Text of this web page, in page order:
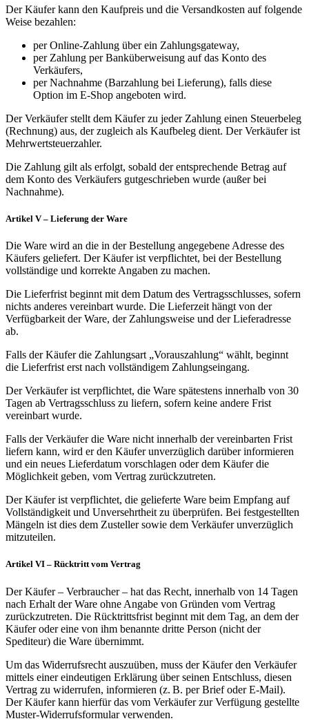
Der Käufer kann den Kaufpreis und die Versandkosten auf folgende
Weise bezahlen:
per Online-Zahlung über ein Zahlungsgateway,
per Zahlung per Banküberweisung auf das Konto des
Verkäufers,
per Nachnahme (Barzahlung bei Lieferung), falls diese
Option im E-Shop angeboten wird.
Der Verkäufer stellt dem Käufer zu jeder Zahlung einen Steuerbeleg
(Rechnung) aus, der zugleich als Kaufbeleg dient. Der Verkäufer ist
Mehrwertsteuerzahler.
Die Zahlung gilt als erfolgt, sobald der entsprechende Betrag auf
dem Konto des Verkäufers gutgeschrieben wurde (außer bei
Nachnahme).
Artikel V – Lieferung der Ware
Die Ware wird an die in der Bestellung angegebene Adresse des
Käufers geliefert. Der Käufer ist verpflichtet, bei der Bestellung
vollständige und korrekte Angaben zu machen.
Die Lieferfrist beginnt mit dem Datum des Vertragsschlusses, sofern
nichts anderes vereinbart wurde. Die Lieferzeit hängt von der
Verfügbarkeit der Ware, der Zahlungsweise und der Lieferadresse
ab.
Falls der Käufer die Zahlungsart „Vorauszahlung“ wählt, beginnt
die Lieferfrist erst nach vollständigem Zahlungseingang.
Der Verkäufer ist verpflichtet, die Ware spätestens innerhalb von 30
Tagen ab Vertragsschluss zu liefern, sofern keine andere Frist
vereinbart wurde.
Falls der Verkäufer die Ware nicht innerhalb der vereinbarten Frist
liefern kann, wird er den Käufer unverzüglich darüber informieren
und ein neues Lieferdatum vorschlagen oder dem Käufer die
Möglichkeit geben, vom Vertrag zurückzutreten.
Der Käufer ist verpflichtet, die gelieferte Ware beim Empfang auf
Vollständigkeit und Unversehrtheit zu überprüfen. Bei festgestellten
Mängeln ist dies dem Zusteller sowie dem Verkäufer unverzüglich
mitzuteilen.
Artikel VI – Rücktritt vom Vertrag
Der Käufer – Verbraucher – hat das Recht, innerhalb von 14 Tagen
nach Erhalt der Ware ohne Angabe von Gründen vom Vertrag
zurückzutreten. Die Rücktrittsfrist beginnt mit dem Tag, an dem der
Käufer oder eine von ihm benannte dritte Person (nicht der
Spediteur) die Ware übernimmt.
Um das Widerrufsrecht auszuüben, muss der Käufer den Verkäufer
mittels einer eindeutigen Erklärung über seinen Entschluss, diesen
Vertrag zu widerrufen, informieren (z. B. per Brief oder E-Mail).
Der Käufer kann hierfür das vom Verkäufer zur Verfügung gestellte
Muster-Widerrufsformular verwenden.